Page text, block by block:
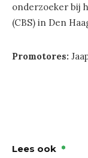
onderzoeker bij
(CBS) in Den
Promotores:
Lees ook